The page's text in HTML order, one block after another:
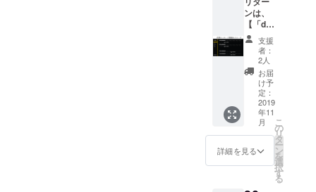
使わせ
ていた
だきま
す。 ①
お礼の
メール
②お名
前掲載
（7ブ
ロック
目） ※
注意事
項は画
像に記
ンは、
【「dep
osi公式
サイト
内 ご
支援者
限定特
設ペー
ジ」へ
のご参
加】で
す。ご
支援金
はサー
支援
者：
2人
お届
け予
定：
2019
年11
月
詳細を見る
こ
の
リ
タ
ー
ン
を
選
択
す
る